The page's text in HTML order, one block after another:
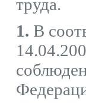
труда.
1. В